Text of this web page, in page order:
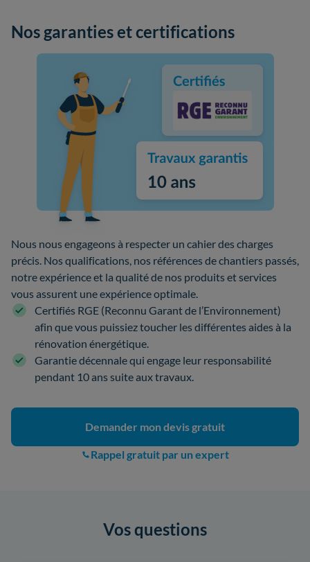
Nos garanties et certifications
Nous nous engageons à respecter un cahier des charges
précis. Nos qualifications, nos références de chantiers passés,
notre expérience et la qualité de nos produits et services
vous assurent une expérience optimale.
Certifiés RGE (Reconnu Garant de l’Environnement)
afin que vous puissiez toucher les différentes aides à la
rénovation énergétique.
Garantie décennale qui engage leur responsabilité
pendant 10 ans suite aux travaux.
Demander mon devis gratuit
Rappel gratuit par un expert
Vos questions